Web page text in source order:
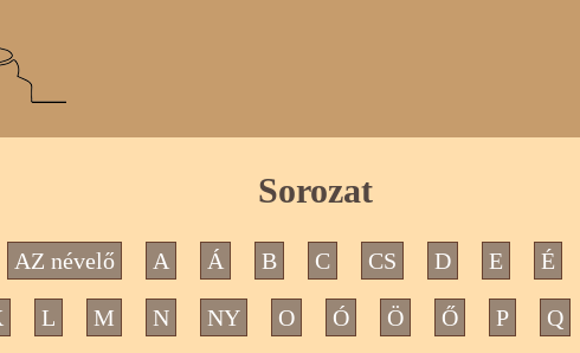
Sorozat
AZ névelő A Á B C CS D E É
L M N NY O Ó Ö Ő P Q